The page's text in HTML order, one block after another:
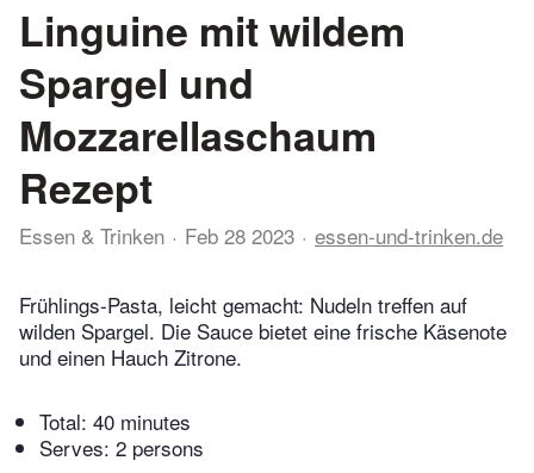
Linguine mit wildem
Spargel und
Mozzarellaschaum
Rezept
Essen & Trinken Feb 28 2023 essen-und-trinken.de
Frühlings-Pasta, leicht gemacht: Nudeln treffen auf
wilden Spargel. Die Sauce bietet eine frische Käsenote
und einen Hauch Zitrone.
Total: 40 minutes
Serves: 2 persons